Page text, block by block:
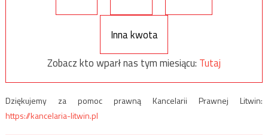
Inna kwota
Zobacz kto wparł nas tym miesiącu: Tutaj
Dziękujemy za pomoc prawną Kancelarii Prawnej Litwin:
https://kancelaria-litwin.pl